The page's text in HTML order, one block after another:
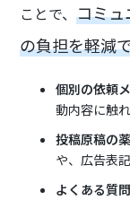
ことで、コミュ
の負担を軽減
個別の依頼
動内容に触
投稿原稿の
や、広告表
よくある質